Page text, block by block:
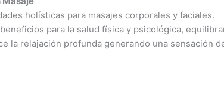
holísticas para masajes corporales y faciales.
para la salud física y psicológica,
la relajación profunda generando una sensación